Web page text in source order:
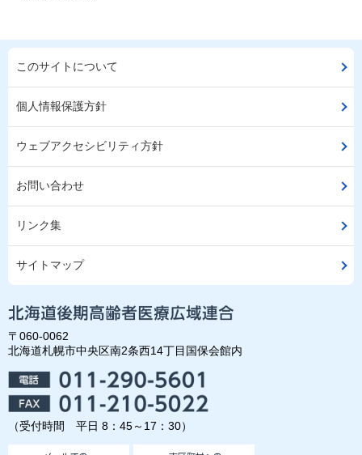
このサイトについて
個人情報保護方針
ウェブアクセシビリティ方針
お問い合わせ
リンク集
サイトマップ
〒060-0062
北海道札幌市中央区南2条西14丁目国保会館内
（受付時間 平日 8：45～17：30）